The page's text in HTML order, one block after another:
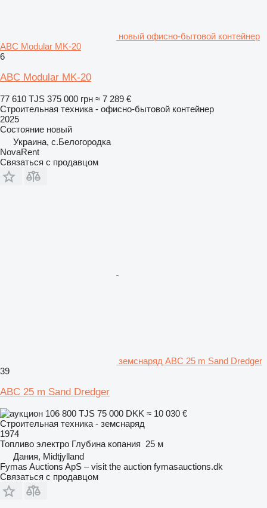
новый офисно-бытовой контейнер
ABC Modular MK-20
6
ABC Modular MK-20
77 610 TJS 375 000 грн ≈ 7 289 €
Строительная техника - офисно-бытовой контейнер
2025
Состояние новый
Украина, с.Белогородка
NovaRent
Связаться с продавцом
земснаряд ABC 25 m Sand Dredger
39
ABC 25 m Sand Dredger
106 800 TJS 75 000 DKK ≈ 10 030 €
Строительная техника - земснаряд
1974
Топливо электро Глубина копания 25 м
Дания, Midtjylland
Fymas Auctions ApS – visit the auction fymasauctions.dk
Связаться с продавцом